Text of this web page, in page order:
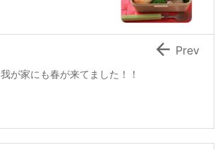
我が家にも春が来てました！！
 Prev